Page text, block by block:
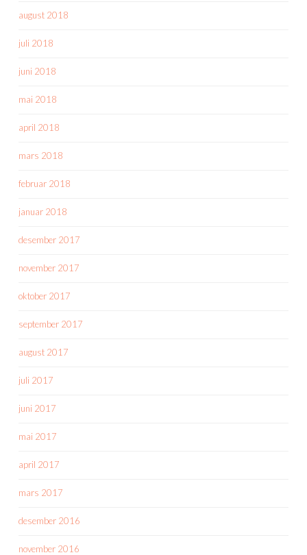
august 2018
juli 2018
juni 2018
mai 2018
april 2018
mars 2018
februar 2018
januar 2018
desember 2017
november 2017
oktober 2017
september 2017
august 2017
juli 2017
juni 2017
mai 2017
april 2017
mars 2017
desember 2016
november 2016